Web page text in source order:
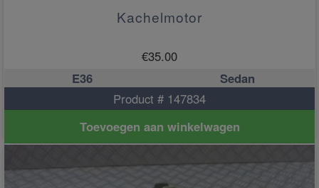
Kachelmotor
€35.00
E36
Sedan
Product # 147834
Toevoegen aan winkelwagen